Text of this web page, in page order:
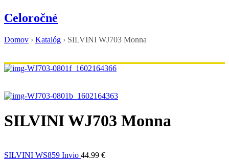
Celoročné
Domov › Katalóg › SILVINI WJ703 Monna
SILVINI WJ703 Monna
SILVINI WS859 Invio 44.99 €